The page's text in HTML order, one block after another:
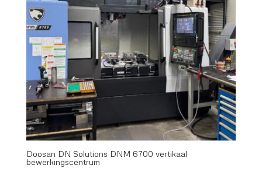
Doosan DN Solutions DNM 6700 vertikaal
bewerkingscentrum